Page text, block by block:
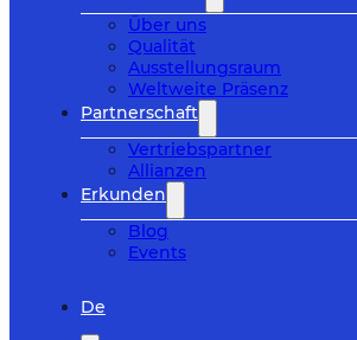
Über uns
Qualität
Ausstellungsraum
Weltweite Präsenz
Partnerschaft
Vertriebspartner
Allianzen
Erkunden
Blog
Events
De